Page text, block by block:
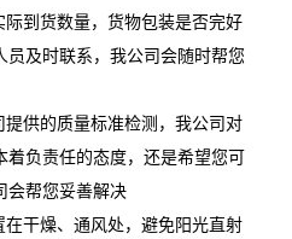
到货数量，货物包装是否完好
员及时联系，我公司会随时帮您
供的质量标准检测，我公司对
负责任的态度，还是希望您可
会帮您妥善解决
干燥、通风处，避免阳光直射